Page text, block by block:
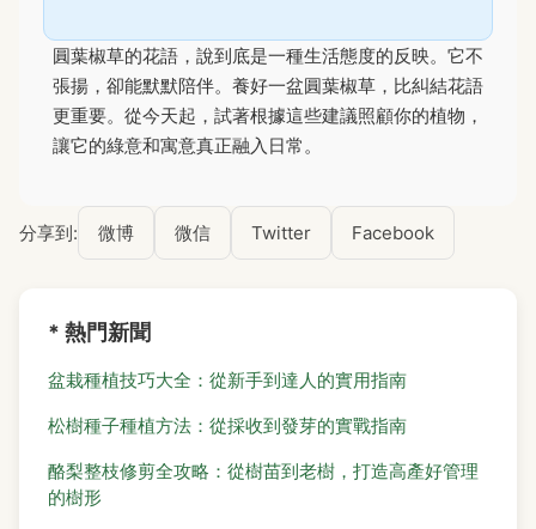
圓葉椒草的花語，說到底是一種生活態度的反映。它不
張揚，卻能默默陪伴。養好一盆圓葉椒草，比糾結花語
更重要。從今天起，試著根據這些建議照顧你的植物，
讓它的綠意和寓意真正融入日常。
分享到: 微博 微信 Twitter Facebook
* 熱門新聞
盆栽種植技巧大全：從新手到達人的實用指南
松樹種子種植方法：從採收到發芽的實戰指南
酪梨整枝修剪全攻略：從樹苗到老樹，打造高產好管理
的樹形